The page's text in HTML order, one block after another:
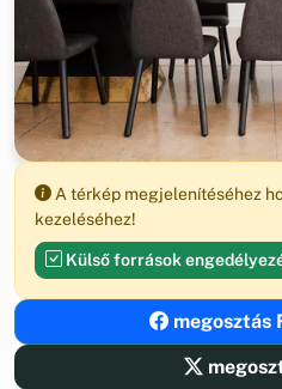
A térkép megjelenítéséhez
kezeléséhez!
Külső források
megosztás